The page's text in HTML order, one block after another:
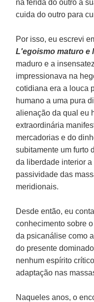
na ferida do outro a
cuida do outro para
Por isso, eu escrevi
L'egoismo maturo e
maduro e a
impressionava na
cotidiana era a louca
humano a uma pura
alienação da qual eu
extraordinária
mercadorias e do
subitamente um furto
da liberdade interior
passividade das
meridionais.
Desde então, eu
conhecimento sobre
da psicanálise como
do presente
nenhum espírito
adaptação nas
Naqueles anos, o